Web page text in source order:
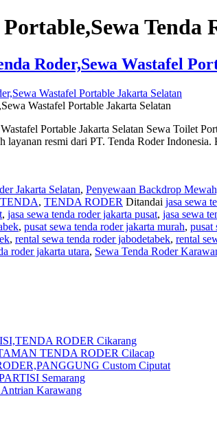
Roder,Sewa Wastafel
Wastafel Portable Jakarta Selatan
Portable Jakarta Selatan Sewa Toilet
layanan resmi dari PT. Tenda Roder
Jakarta Selatan, Penyewaan Backdrop
TENDA, TENDA RODER Ditandai jasa sewa
, jasa sewa tenda roder jakarta pusat, jasa sewa
, pusat sewa tenda roder jakarta murah, pusat
, rental sewa tenda roder jabodetabek, rental
roder jakarta utara, Sewa Tenda Roder
RODER Cikarang
TENDA RODER Cilacap
Custom Ciputat
Semarang
Antrian Karawang